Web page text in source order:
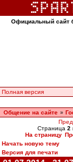
Официальный сайт
Полная версия
Общение на сайте »
Страница 2
На страницу
Начать новую тему
Версия для печати